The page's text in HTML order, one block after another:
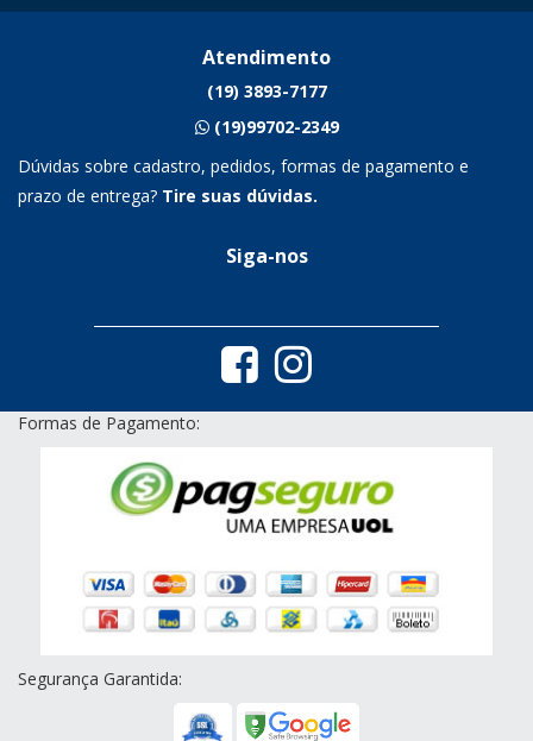
Atendimento
(19) 3893-7177
(19)99702-2349
Dúvidas sobre cadastro, pedidos, formas de pagamento e
prazo de entrega? Tire suas dúvidas.
Siga-nos
Formas de Pagamento:
Segurança Garantida: